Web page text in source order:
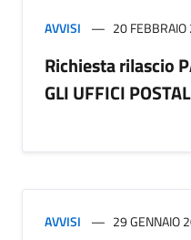
AVVISI 20
Richiesta rilascio
GLI UFFICI
AVVISI 29 GENNAIO